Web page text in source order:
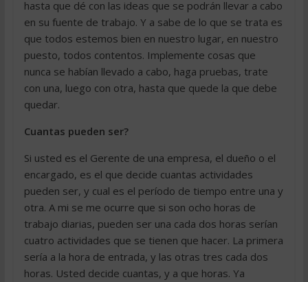
hasta que dé con las ideas que se podrán llevar a cabo
en su fuente de trabajo. Y a sabe de lo que se trata es
que todos estemos bien en nuestro lugar, en nuestro
puesto, todos contentos. Implemente cosas que
nunca se habían llevado a cabo, haga pruebas, trate
con una, luego con otra, hasta que quede la que debe
quedar.
Cuantas pueden ser?
Si usted es el Gerente de una empresa, el dueño o el
encargado, es el que decide cuantas actividades
pueden ser, y cual es el período de tiempo entre una y
otra. A mi se me ocurre que si son ocho horas de
trabajo diarias, pueden ser una cada dos horas serían
cuatro actividades que se tienen que hacer. La primera
sería a la hora de entrada, y las otras tres cada dos
horas. Usted decide cuantas, y a que horas. Ya